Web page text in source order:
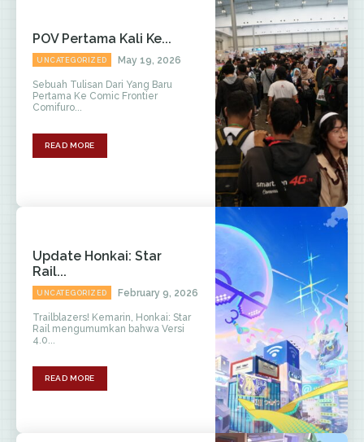
POV Pertama Kali Ke...
UNCATEGORIZED May 19, 2026
Sebuah Tulisan Dari Yang Baru
Pertama Ke Comic Frontier
Comifuro...
READ MORE
Update Honkai: Star
Rail...
UNCATEGORIZED February 9, 2026
Trailblazers! Kemarin, Honkai: Star
Rail mengumumkan bahwa Versi
4.0...
READ MORE